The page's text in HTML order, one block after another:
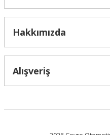
Hakkımızda
Alışveriş